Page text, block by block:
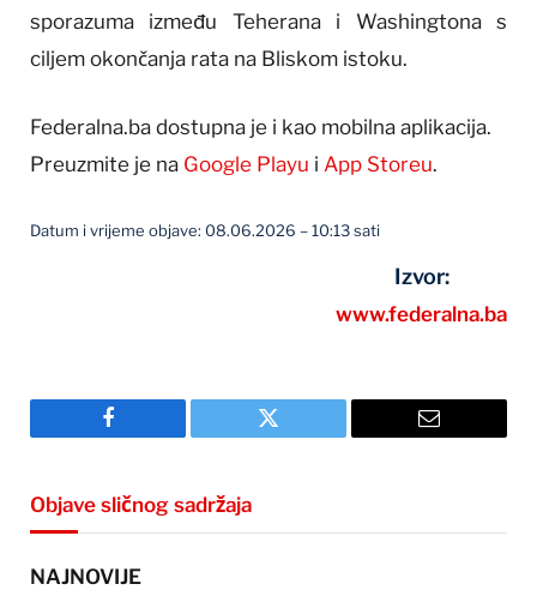
sporazuma između Teherana i Washingtona s
ciljem okončanja rata na Bliskom istoku.
Federalna.ba dostupna je i kao mobilna aplikacija.
Preuzmite je na Google Playu i App Storeu.
Datum i vrijeme objave: 08.06.2026 – 10:13 sati
Izvor:
www.federalna.ba
Facebook Twitter Email
Objave sličnog sadržaja
NAJNOVIJE